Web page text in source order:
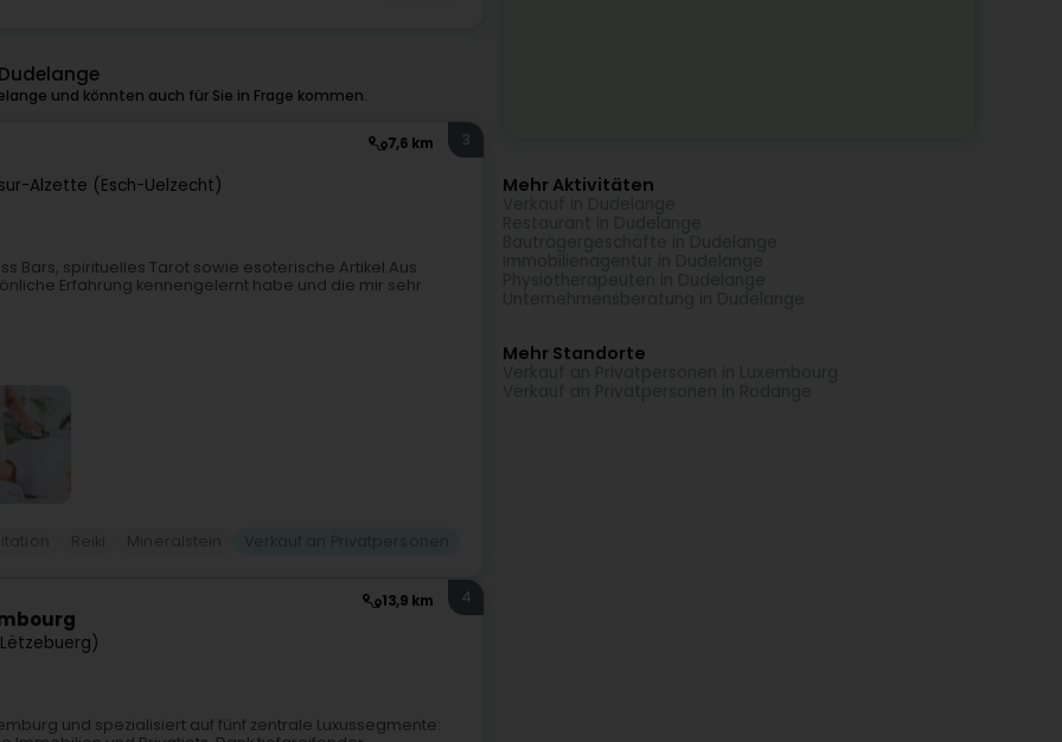
und könnten auch für Sie in Frage kommen.
7,6 km
Alzette (Esch-Uelzecht)
3
Bars, spirituelles Tarot sowie esoterische Artikel.Aus
Erfahrung kennengelernt habe und die mir sehr
13,9 km 4
und spezialisiert auf fünf zentrale Luxussegmente:
Mehr Aktivitäten
Mehr Standorte